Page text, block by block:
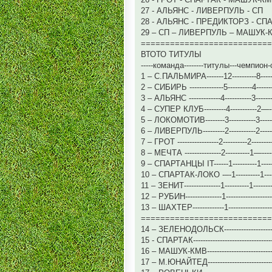
27 - АЛЬЯНС - ЛИВЕРПУЛЬ - СП
28 - АЛЬЯНС - ПРЕДИКТОРЗ -
29 – СП – ЛИВЕРПУЛЬ – МАШУК-
ВТОТО ТИТУЛЫ
-----команда--------титулы---
1 – С.ПАЛЬМИРА-------12----------
2 – СИБИРЬ --------------5----------
3 – АЛЬЯНС -------------4-----------
4 – СУПЕР КЛУБ---------4-----------
5 – ЛОКОМОТИВ--------3-----------
6 – ЛИВЕРПУЛЬ---------2-----------
7 – ГРОТ -----------------2----------
8 – МЕЧТА ---------------2----------
9 – СПАРТАНЦЫ IT------1----------
10 – СПАРТАК-ЛОКО -–-1----------
11 – ЗЕНИТ---------------1----------
12 – РУБИН---------------
13 – ШАХТЕР-------------
14 –
15 -
16 – МАШУК-
17 –